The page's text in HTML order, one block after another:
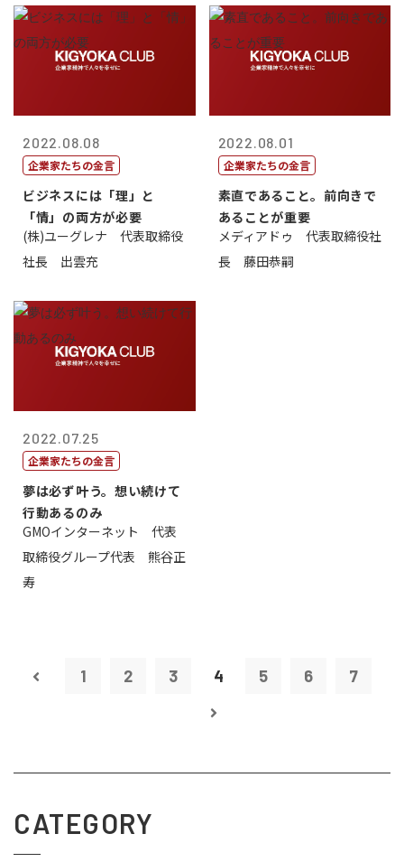
2022.08.08
企業家たちの金言
ビジネスには「理」と
「情」の両方が必要
(株)ユーグレナ 代表取締役
社長 出雲充
2022.08.01
企業家たちの金言
素直であること。前向きで
あることが重要
メディアドゥ 代表取締役社
長 藤田恭嗣
2022.07.25
企業家たちの金言
夢は必ず叶う。想い続けて
行動あるのみ
GMOインターネット 代表
取締役グループ代表 熊谷正
寿
1 2 3 4 5 6 7
CATEGORY